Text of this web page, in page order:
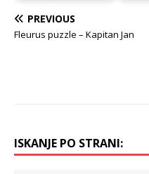
PREVIOUS
Fleurus puzzle – Kapitan Jan
ISKANJE PO STRANI: